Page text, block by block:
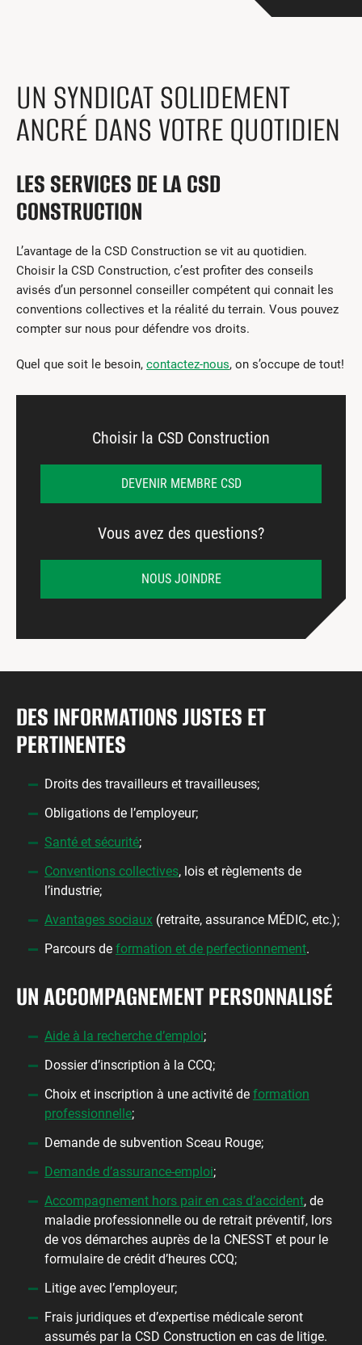
Employeurs
Nous contacter
Recherche
English
Recherche
UN SYNDICAT SOLIDEMENT
ANCRÉ DANS VOTRE QUOTIDIEN
LES SERVICES DE LA CSD
CONSTRUCTION
L’avantage de la CSD Construction se vit au quotidien.
Choisir la CSD Construction, c’est profiter des conseils
avisés d’un personnel conseiller compétent qui connait les
conventions collectives et la réalité du terrain. Vous pouvez
compter sur nous pour défendre vos droits.
Quel que soit le besoin, contactez-nous, on s’occupe de tout!
Choisir la CSD Construction
DEVENIR MEMBRE CSD
Vous avez des questions?
NOUS JOINDRE
DES INFORMATIONS JUSTES ET
PERTINENTES
Droits des travailleurs et travailleuses;
Obligations de l’employeur;
Santé et sécurité;
Conventions collectives, lois et règlements de
l’industrie;
Avantages sociaux (retraite, assurance MÉDIC, etc.);
Parcours de formation et de perfectionnement.
UN ACCOMPAGNEMENT PERSONNALISÉ
Aide à la recherche d’emploi;
Dossier d’inscription à la CCQ;
Choix et inscription à une activité de formation
professionnelle;
Demande de subvention Sceau Rouge;
Demande d’assurance-emploi;
Accompagnement hors pair en cas d’accident, de
maladie professionnelle ou de retrait préventif, lors
de vos démarches auprès de la CNESST et pour le
formulaire de crédit d’heures CCQ;
Litige avec l’employeur;
Frais juridiques et d’expertise médicale seront
assumés par la CSD Construction en cas de litige.